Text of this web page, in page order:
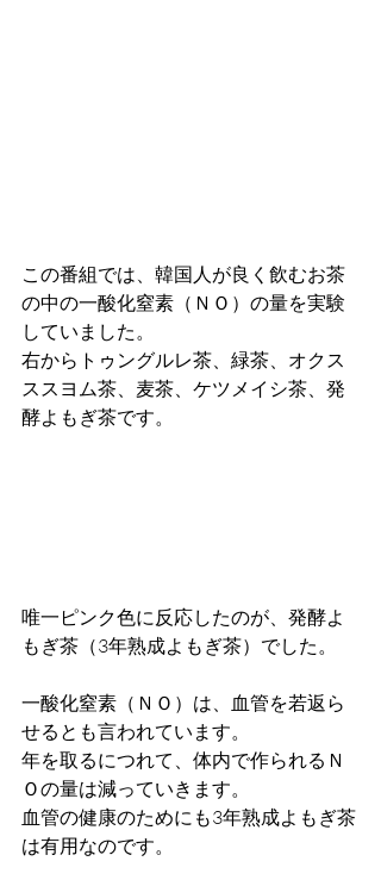
この番組では、韓国人が良く飲むお茶
の中の一酸化窒素（ＮＯ）の量を実験
していました。
右からトゥングルレ茶、緑茶、オクス
ススヨム茶、麦茶、ケツメイシ茶、発
酵よもぎ茶です。
唯一ピンク色に反応したのが、発酵よ
もぎ茶（3年熟成よもぎ茶）でした。
一酸化窒素（ＮＯ）は、血管を若返ら
せるとも言われています。
年を取るにつれて、体内で作られるＮ
Ｏの量は減っていきます。
血管の健康のためにも3年熟成よもぎ茶
は有用なのです。